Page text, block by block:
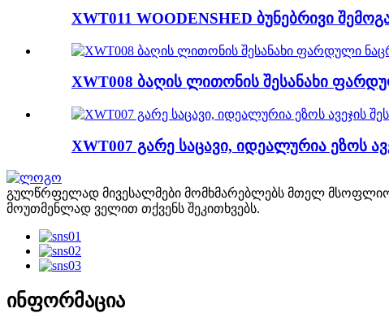
XWT011 WOODENSHED ბუნებრივი
XWT008 ბაღის ლითონის შესანახი
XWT007 გარე საცავი, იდეალურია ეზოს
გულწრფელად მივესალმები მომხმარებლებს მთელ
მოუთმენლად ველით თქვენს შეკითხვებს.
ინფორმაცია